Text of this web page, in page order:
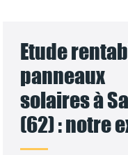
Etude
panneaux
solaires à
(62) : notre